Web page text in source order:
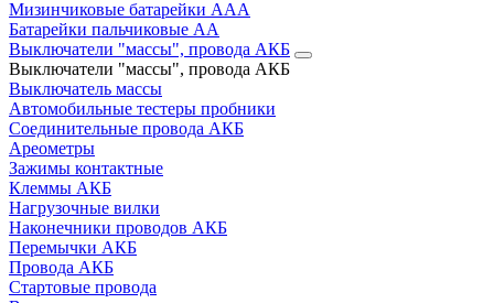
Мизинчиковые батарейки AAA
Батарейки пальчиковые АА
Выключатели "массы", провода АКБ
Выключатели "массы", провода АКБ
Выключатель массы
Автомобильные тестеры пробники
Соединительные провода АКБ
Ареометры
Зажимы контактные
Клеммы АКБ
Нагрузочные вилки
Наконечники проводов АКБ
Перемычки АКБ
Провода АКБ
Стартовые провода